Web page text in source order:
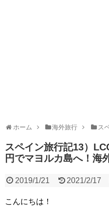
ホーム 海外旅行 ス
スペイン旅行記13）
円でマヨルカ島へ！海
2019/1/21 2021/2/17
こんにちは！